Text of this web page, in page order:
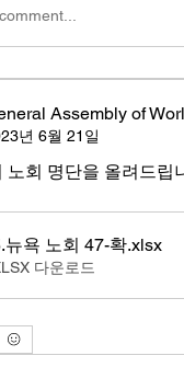
Assembly of
년 6월 21일
노회 명단을 올려드립
뉴욕 노회 47-확.xlsx
다운로드